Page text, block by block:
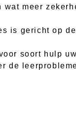
meer
is gericht op
soort hulp
de